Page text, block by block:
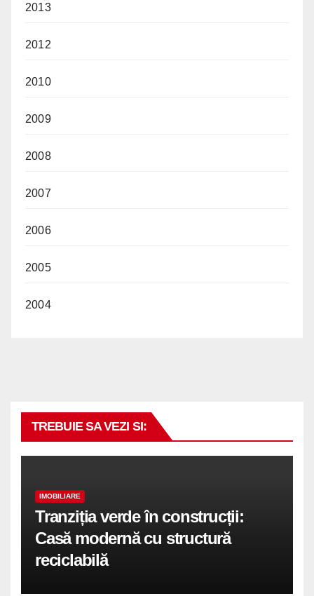
2013
2012
2010
2009
2008
2007
2006
2005
2004
TREBUIE SA VEZI SI:
IMOBILIARE
Tranziția verde în construcții:
Casă modernă cu structură
reciclabilă